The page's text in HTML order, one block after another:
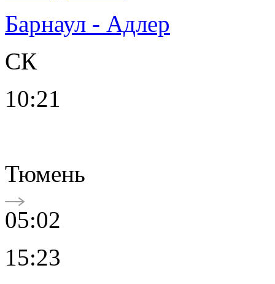
Барнаул - Адлер
СК
10:21
Тюмень
05:02
15:23